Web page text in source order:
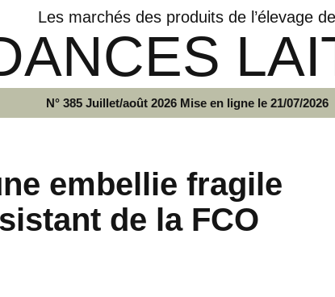
Les marchés des produits de l’élevage
N° 385 Juillet/août 2026 Mise en ligne le 21/07/2026
embellie fragile
de la FCO